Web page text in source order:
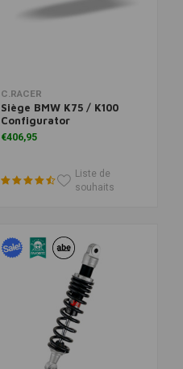
Ajouter au panier
C.RACER
Siège BMW K75 / K100
Configurator
€406,95
Liste de
souhaits